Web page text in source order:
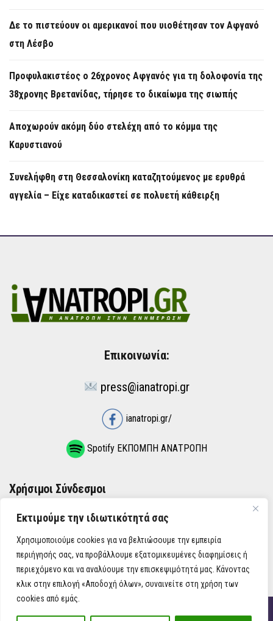
Εκτιμούμε την ιδιωτικότητά σας
Χρησιμοποιούμε cookies για να βελτιώσουμε την εμπειρία
περιήγησής σας, να προβάλλουμε εξατομικευμένες διαφημίσεις ή
περιεχόμενο και να αναλύουμε την επισκεψιμότητά μας. Κάνοντας
κλικ στην επιλογή «Αποδοχή όλων», συναινείτε στη χρήση των
cookies από εμάς.
Δε το πιστεύουν οι αμερικανοί που υιοθέτησαν τον Αφγανό
στη Λέσβο
Προφυλακιστέος ο 26χρονος Αφγανός για τη δολοφονία της
38χρονης Βρετανίδας, τήρησε το δικαίωμα της σιωπής
Αποχωρούν ακόμη δύο στελέχη από το κόμμα της
Καρυστιανού
Συνελήφθη στη Θεσσαλονίκη καταζητούμενος με ερυθρά
αγγελία – Είχε καταδικαστεί σε πολυετή κάθειρξη
Επικοινωνία:
press@ianatropi.gr
ianatropi.gr/
Spotify ΕΚΠΟΜΠΗ ΑΝΑΤΡΟΠΗ
Χρήσιμοι Σύνδεσμοι
ΌΡΟΙ ΧΡΉΣΗΣ
ΠΟΛΙΤΙΚΉ ΑΠΟΡΡΉΤΟΥ
iAnatropi ©